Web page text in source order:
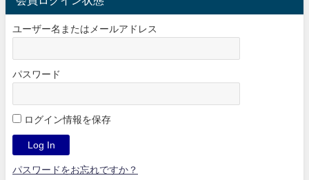
ユーザー名またはメールアドレス
パスワード
ログイン情報を保存
パスワードをお忘れですか？